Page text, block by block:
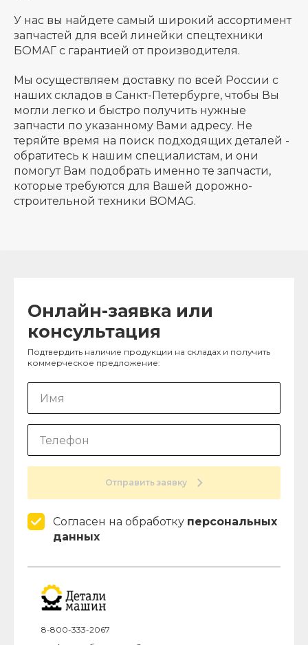
У нас вы найдете самый широкий ассортимент
запчастей для всей линейки спецтехники
БОМАГ с гарантией от производителя.
Мы осуществляем доставку по всей России с
наших складов в Санкт-Петербурге, чтобы Вы
могли легко и быстро получить нужные
запчасти по указанному Вами адресу. Не
теряйте время на поиск подходящих деталей -
обратитесь к нашим специалистам, и они
помогут Вам подобрать именно те запчасти,
которые требуются для Вашей дорожно-
строительной техники BOMAG.
Онлайн-заявка или
консультация
Подтвердить наличие продукции на складах и получить
коммерческое предложение:
Отправить заявку
Согласен на обработку персональных
данных
8-800-333-2067